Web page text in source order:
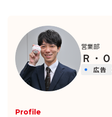
営業部
Ｒ・Ｏ
広告
Profile